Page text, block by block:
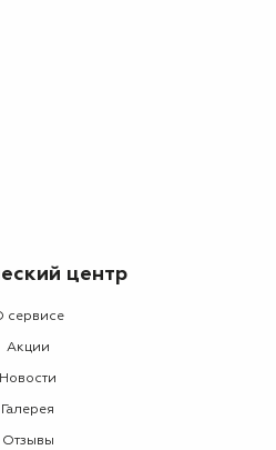
центр
сервисе
Акции
Новости
Галерея
Отзывы